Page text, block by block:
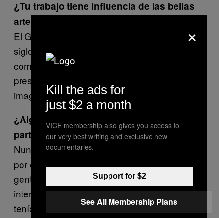
¿Tu trabajo tiene influencia de las bellas
artes?
El Grito, ese famoso cuadro de hace tantos
siglos. Pues el Niño Murciélago podría
compararse con esa obra, aunque no la tenía
presente en el momento en que creé la
imagen.
¿Alguna vez te sentiste culpable por
participar en un montaje?
Nunca hicimos cazas o mapas del tesoro,
por ejemplo, porque sabíamos que habría
gente que se gastaría la mitad de su dinero
intentando encontrarlo. Lo que hacíamos
tenía, de alguna forma, un componente
×
Kill the ads for
just $2 a month
VICE membership also gives you access to
our very best writing and exclusive new
documentaries.
Support for $2
See All Membership Plans